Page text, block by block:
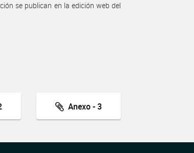
se publican en la edición web del
Anexo - 3